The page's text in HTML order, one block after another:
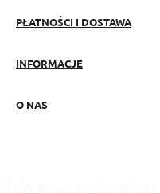
PŁATNOŚCI I DOSTAWA
INFORMACJE
O NAS